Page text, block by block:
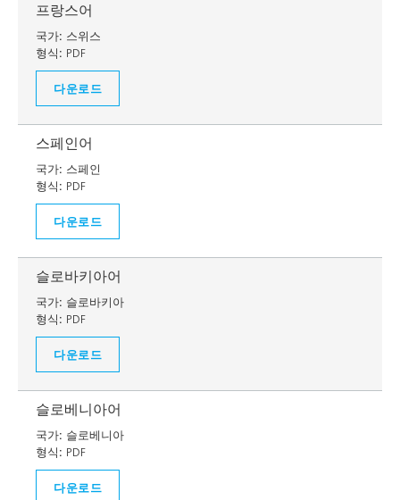
프랑스어
국가: 스위스
형식: PDF
다운로드
스페인어
국가: 스페인
형식: PDF
다운로드
슬로바키아어
국가: 슬로바키아
형식: PDF
다운로드
슬로베니아어
국가: 슬로베니아
형식: PDF
다운로드